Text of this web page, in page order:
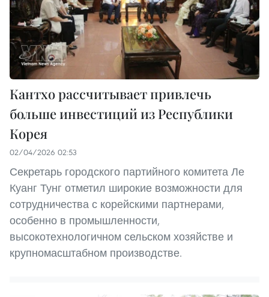
Кантхо рассчитывает привлечь
больше инвестиций из Республики
Корея
02/04/2026 02:53
Секретарь городского партийного комитета Ле
Куанг Тунг отметил широкие возможности для
сотрудничества с корейскими партнерами,
особенно в промышленности,
высокотехнологичном сельском хозяйстве и
крупномасштабном производстве.